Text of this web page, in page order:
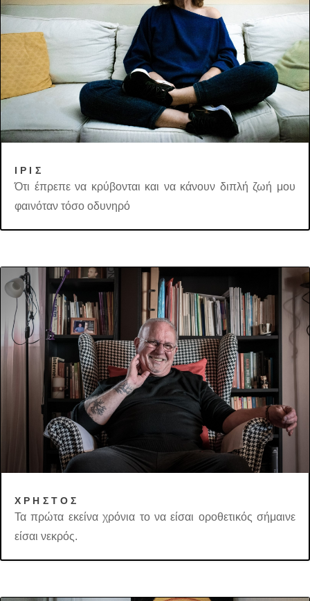
ΙΡΙΣ
Ότι έπρεπε να κρύβονται και να κάνουν διπλή ζωή μου
φαινόταν τόσο οδυνηρό
ΧΡΗΣΤΟΣ
Τα πρώτα εκείνα χρόνια το να είσαι οροθετικός σήμαινε
είσαι νεκρός.